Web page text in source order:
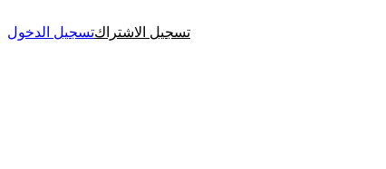
تسجيل الاشتراكتسجيل الدخول